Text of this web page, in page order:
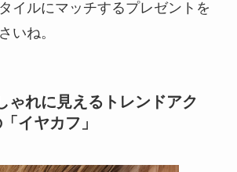
イルにマッチするプレゼントを
いね。
ゃれに見えるトレンドアク
イヤカフ」